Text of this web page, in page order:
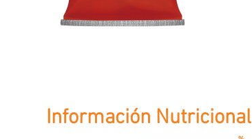
Información Nutricional